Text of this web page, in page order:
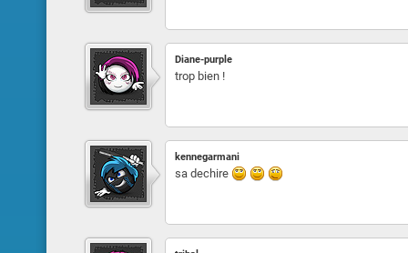
Diane-purple
trop bien !
kennegarmani
sa dechire